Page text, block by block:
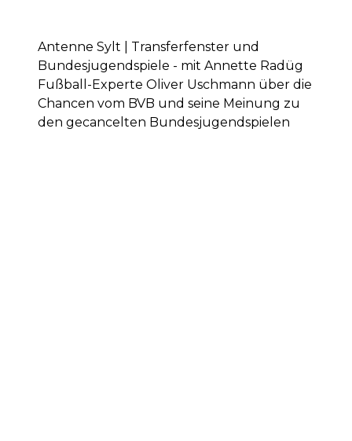
Antenne Sylt | Transferfenster und
Bundesjugendspiele - mit Annette Radüg
Fußball-Experte Oliver Uschmann über die
Chancen vom BVB und seine Meinung zu
den gecancelten Bundesjugendspielen